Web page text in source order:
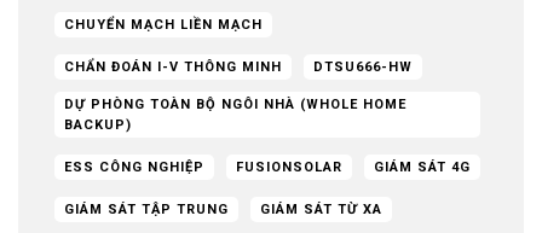
CHUYỂN MẠCH LIỀN MẠCH
CHẨN ĐOÁN I-V THÔNG MINH DTSU666-HW
DỰ PHÒNG TOÀN BỘ NGÔI NHÀ (WHOLE HOME
BACKUP)
ESS CÔNG NGHIỆP FUSIONSOLAR GIÁM SÁT 4G
GIÁM SÁT TẬP TRUNG GIÁM SÁT TỪ XA